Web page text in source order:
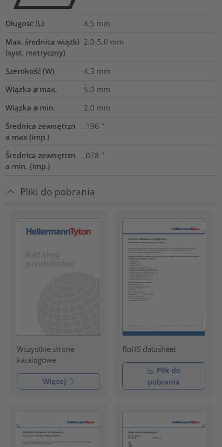
Długość (L) 3.5 mm
Max. średnica wiązki
(syst. metryczny)
2.0-5.0 mm
Szerokość (W) 4.3 mm
Wiązka ⌀ max.
5.0 mm
Wiązka ⌀ min.
2.0 mm
Średnica zewnętrzn
a max (imp.)
.196 "
Średnica zewnętrzn
a min. (imp.)
.078 "
Pliki do pobrania
Wszystkie strone
katalogowe
Więcej
RoHS datasheet
Plik do
pobrania